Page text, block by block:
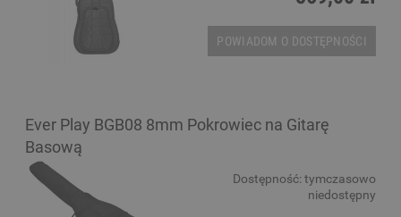
POWIADOM O DOSTĘPNOŚCI
Ever Play BGB08 8mm Pokrowiec na Gitarę
Basową
Dostępność: tymczasowo
niedostępny